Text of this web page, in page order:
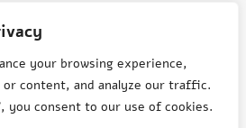
your browsing experience,
or content, and analyze our traffic.
you consent to our use of cookies.